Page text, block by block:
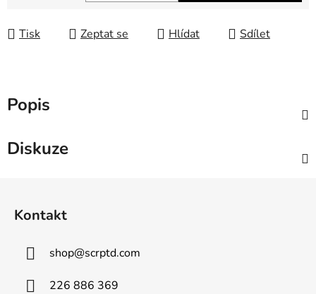
Tisk Zeptat se Hlídat Sdílet
Popis
Diskuze
Kontakt
shop@scrptd.com
226 886 369